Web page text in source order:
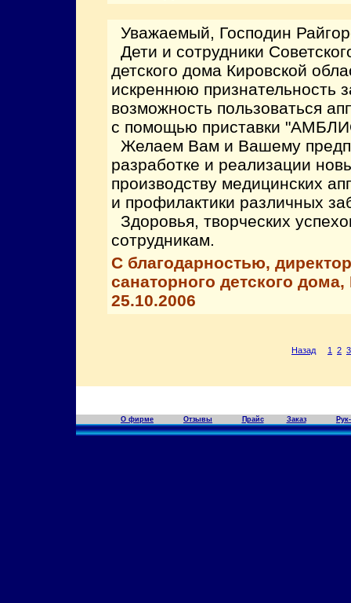
Уважаемый, Господин
Дети и сотрудники
детского дома Кировской
искреннюю признательность
возможность пользоваться
с помощью приставки
Желаем Вам и Вашему
разработке и реализации
производству медицинских
и профилактики различных
Здоровья, творческих
сотрудникам.
С благодарностью,
санаторного детского
25.10.2006
Назад 1 2 3
О фирме Отзывы Прайс Заказ